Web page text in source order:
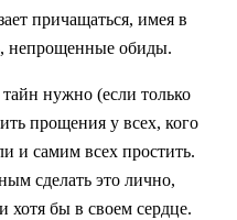
причащаться, имея в
непрощенные обиды.
нужно (если только
прощения у всех, кого
и самим всех простить.
сделать это лично,
бы в своем сердце.